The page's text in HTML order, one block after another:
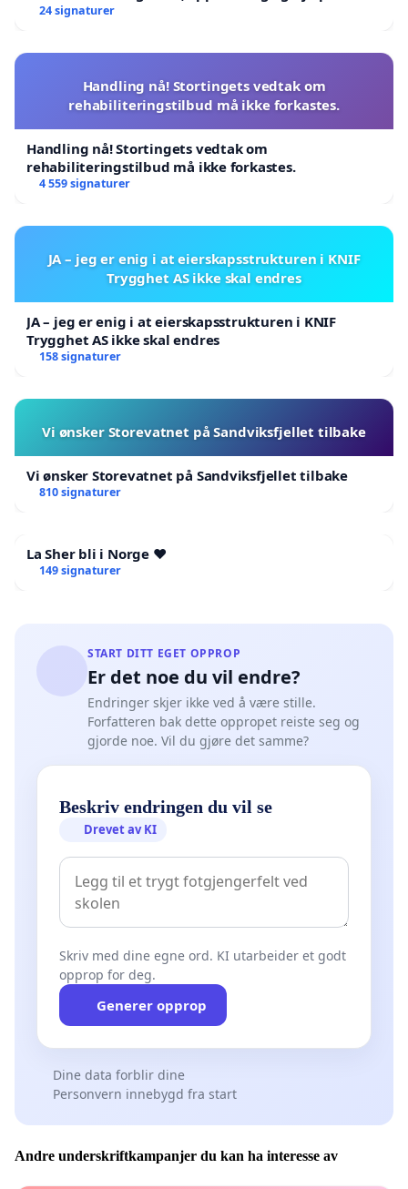
24 signaturer
Handling nå! Stortingets vedtak om
rehabiliteringstilbud må ikke forkastes.
Handling nå! Stortingets vedtak om
rehabiliteringstilbud må ikke forkastes.
4 559 signaturer
JA – jeg er enig i at eierskapsstrukturen i KNIF
Trygghet AS ikke skal endres
JA – jeg er enig i at eierskapsstrukturen i KNIF
Trygghet AS ikke skal endres
158 signaturer
Vi ønsker Storevatnet på Sandviksfjellet tilbake
Vi ønsker Storevatnet på Sandviksfjellet tilbake
810 signaturer
La Sher bli i Norge ❤️
149 signaturer
START DITT EGET OPPROP
Er det noe du vil endre?
Endringer skjer ikke ved å være stille.
Forfatteren bak dette oppropet reiste seg og
gjorde noe. Vil du gjøre det samme?
Beskriv endringen du vil se
Drevet av KI
Skriv med dine egne ord. KI utarbeider et godt
opprop for deg.
Generer opprop
Dine data forblir dine
Personvern innebygd fra start
Andre underskriftkampanjer du kan ha interesse av